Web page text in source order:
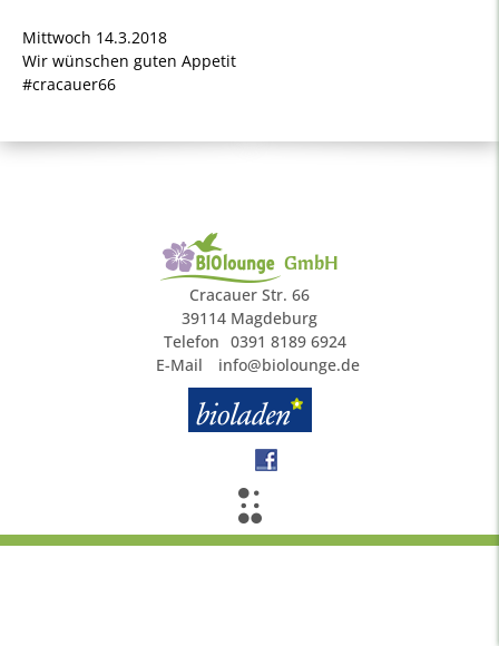
Mittwoch 14.3.2018
Wir wünschen guten Appetit
#cracauer66
GmbH
Cracauer Str. 66
39114 Magdeburg
Telefon 0391 8189 6924
E-Mail
info@biolounge.de